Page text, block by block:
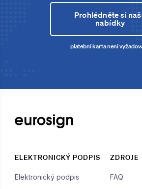
Prohlédněte si
nabídky
platební karta není
ELEKTRONICKÝ PODPIS
Elektronický podpis
ZDROJE
FAQ